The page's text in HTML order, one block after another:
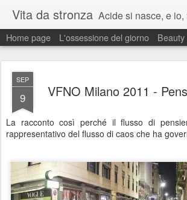
Vita da stronza Acide si nasce, e io,
Ma anche un paio di calci nel culo presi nella vita aiutano
Home page L'ossessione del giorno
SEP
9 VFNO Milano 2011 -
La racconto così perché il flusso di
rappresentativo del flusso di caos che ha